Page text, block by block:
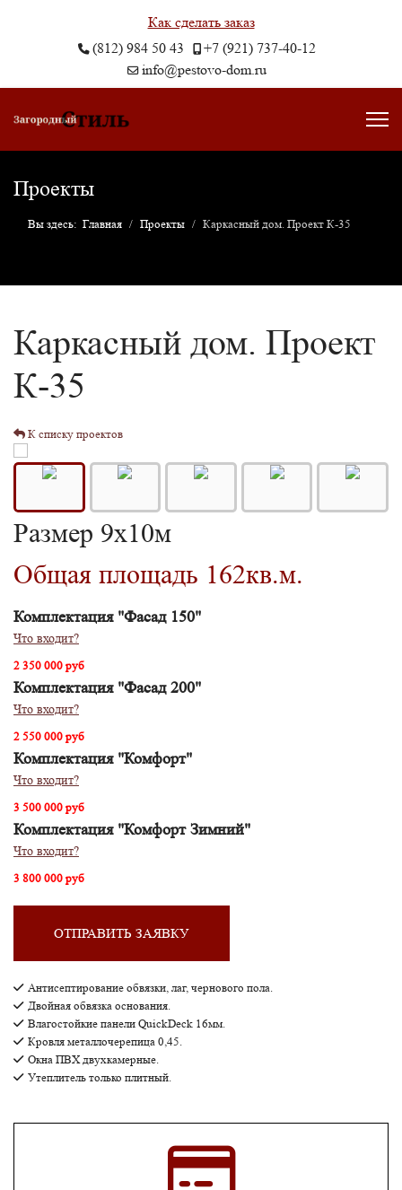
Как сделать заказ
(812) 984 50 43
+7 (921) 737-40-12
info@pestovo-dom.ru
Проекты
Вы здесь: Главная Проекты Каркасный дом. Проект К-35
Каркасный дом. Проект
К-35
К списку проектов
Размер 9х10м
Общая площадь 162кв.м.
Комплектация "Фасад 150"
Что входит?
2 350 000 руб
Комплектация "Фасад 200"
Что входит?
2 550 000 руб
Комплектация "Комфорт"
Что входит?
3 500 000 руб
Комплектация "Комфорт Зимний"
Что входит?
3 800 000 руб
ОТПРАВИТЬ ЗАЯВКУ
Антисептирование обвязки, лаг, чернового пола.
Двойная обвязка основания.
Влагостойкие панели QuickDeck 16мм.
Кровля металлочерепица 0,45.
Окна ПВХ двухкамерные.
Утеплитель только плитный.